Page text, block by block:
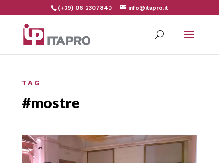
(+39) 06 2307840 info@itapro.it
TAG
#mostre